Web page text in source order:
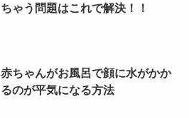
ちゃう問題はこれで解決！！
赤ちゃんがお風呂で顔に水がかか
るのが平気になる方法